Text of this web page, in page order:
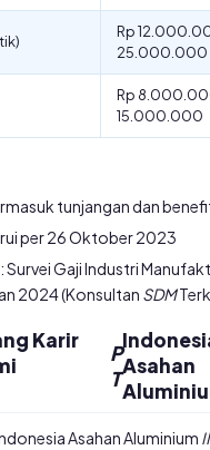
Rp
25.000.000
Rp
15.000.000
tunjangan dan
per 26 Oktober 2023
Survei Gaji Industri
2024 (Konsultan SDM
Karir
P
T
Asahan
Asahan Aluminium